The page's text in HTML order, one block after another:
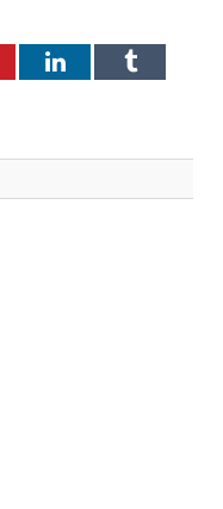
LinkedInTumblr